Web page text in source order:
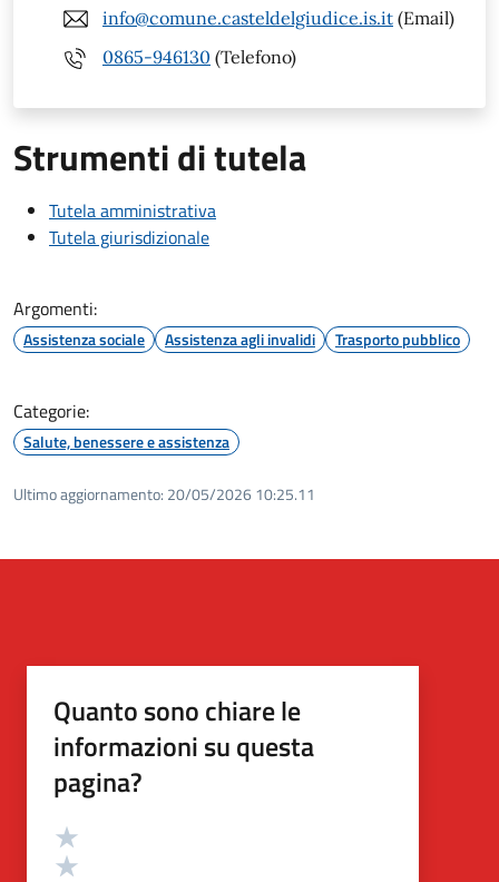
info@comune.casteldelgiudice.is.it (Email)
0865-946130 (Telefono)
Strumenti di tutela
Tutela amministrativa
Tutela giurisdizionale
Argomenti:
Assistenza sociale Assistenza agli invalidi Trasporto pubblico
Categorie:
Salute, benessere e assistenza
Ultimo aggiornamento: 20/05/2026 10:25.11
Quanto sono chiare le
informazioni su questa
pagina?
Valutazione